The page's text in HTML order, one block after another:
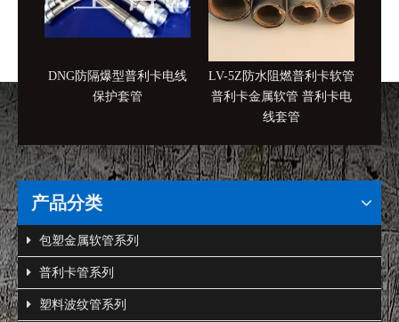
DNG防隔爆型普利卡电线
保护套管
LV-5Z防水阻燃普利卡软管
普利卡金属软管 普利卡电
线套管
挠
产品分类
包塑金属软管系列
普利卡管系列
塑料波纹管系列